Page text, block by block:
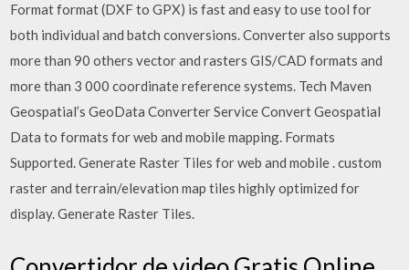
Format format (DXF to GPX) is fast and easy to use tool for
both individual and batch conversions. Converter also supports
more than 90 others vector and rasters GIS/CAD formats and
more than 3 000 coordinate reference systems. Tech Maven
Geospatial’s GeoData Converter Service Convert Geospatial
Data to formats for web and mobile mapping. Formats
Supported. Generate Raster Tiles for web and mobile . custom
raster and terrain/elevation map tiles highly optimized for
display. Generate Raster Tiles.